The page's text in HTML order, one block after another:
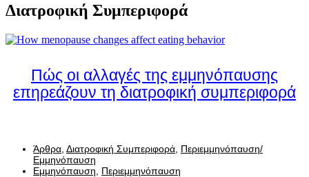
Διατροφική Συμπεριφορά
Πώς οι αλλαγές της εμμηνόπαυσης
επηρεάζουν τη διατροφική συμπεριφορά
Άρθρα Διατροφική Συμπεριφορά Περιεμμηνόπαυση/
Εμμηνόπαυση
Εμμηνόπαυση
Περιεμμηνόπαυση